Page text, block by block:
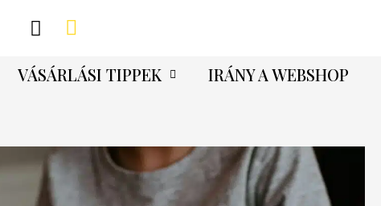
VÁSÁRLÁSI TIPPEK
IRÁNY A WEBSHOP